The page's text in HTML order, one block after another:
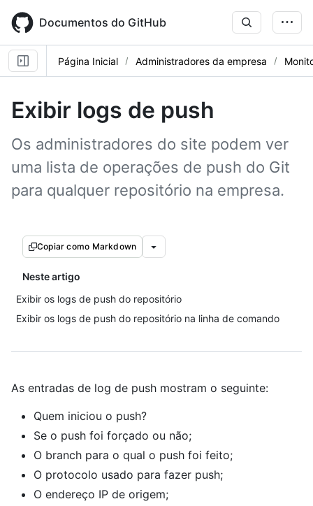
main
content
Documentos do GitHub
Página Inicial Administradores da empresa
Exibir logs de push
Os administradores do site podem ver
uma lista de operações de push do Git
para qualquer repositório na empresa.
Copiar como Markdown
Neste artigo
Exibir os logs de push do repositório
Exibir os logs de push do repositório na linha de comando
As entradas de log de push mostram o seguinte:
Quem iniciou o push?
Se o push foi forçado ou não;
O branch para o qual o push foi feito;
O protocolo usado para fazer push;
O endereço IP de origem;